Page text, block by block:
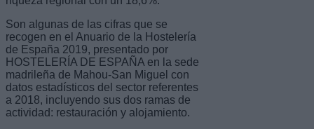
Son algunas de las cifras que se
recogen en el Anuario de la Hostelería
de España 2019, presentado por
HOSTELERÍA DE ESPAÑA en la sede
madrileña de Mahou-San Miguel con
datos estadísticos del sector referentes
a 2018, incluyendo sus dos ramas de
actividad: restauración y alojamiento.